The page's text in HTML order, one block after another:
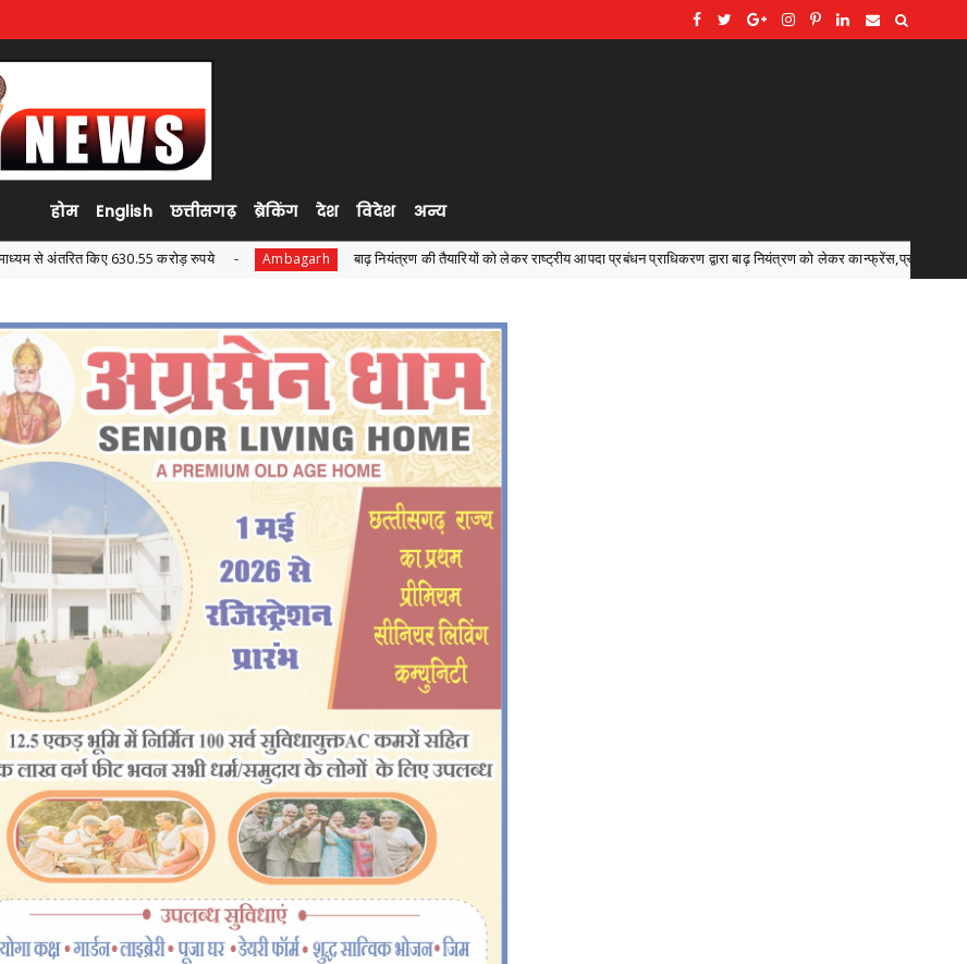
होम English छत्तीसगढ़ ब्रेकिंग देश विदेश अन्य
Ambagarh बाढ़ नियंत्रण की तैयारियों को लेकर राष्ट्रीय आपदा प्रबंधन प्राधिकरण द्वारा बाढ़ नियंत्रण को लेकर कान्फ्रेंस,प्रदेश में 18 अगस्त को टेबल टॉप और 20 अगस्त को